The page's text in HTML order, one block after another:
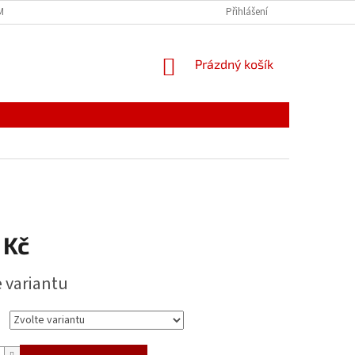
PODMÍNKY ZPRACOVÁNÍ OSOBNÍCH ÚDAJŮ
Přihlášení
NÁKUPNÍ
Prázdný košík
variantu